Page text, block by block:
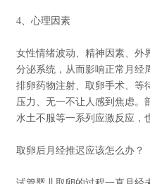
4、心理因素
女性情绪波动、精神因素、外
分泌系统，从而影响正常月经
排卵药物注射、取卵手术、等
压力、无一不让人感到焦虑。
水土不服等一系列应激反应，
取卵后月经推迟应该怎么办？